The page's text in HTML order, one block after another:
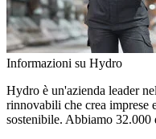
Informazioni su Hydro
Hydro è un'azienda leader
rinnovabili che crea imprese
sostenibile. Abbiamo 32.000